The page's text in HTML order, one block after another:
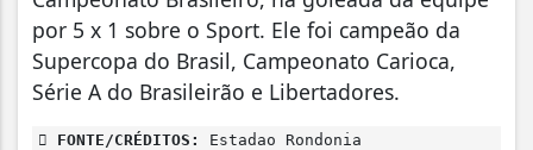
por 5 x 1 sobre o Sport. Ele foi campeão da
Supercopa do Brasil, Campeonato Carioca,
Série A do Brasileirão e Libertadores.
FONTE/CRÉDITOS: Estadao Rondonia